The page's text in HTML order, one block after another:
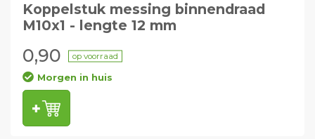
Koppelstuk messing binnendraad
M10x1 - lengte 12 mm
0,90 op voorraad
Morgen in huis